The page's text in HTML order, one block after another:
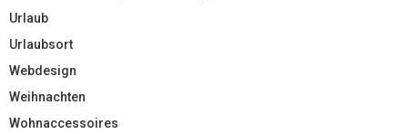
Urlaub
Urlaubsort
Webdesign
Weihnachten
Wohnaccessoires